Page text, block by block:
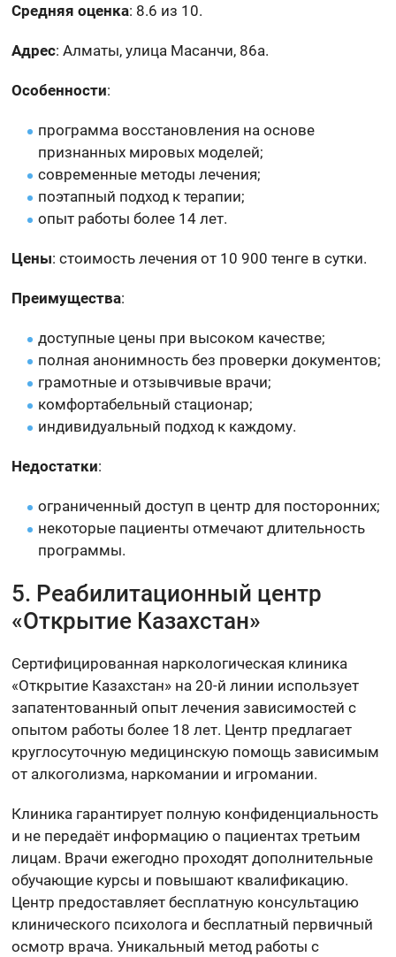
Средняя оценка: 8.6 из 10.
Адрес: Алматы, улица Масанчи, 86а.
Особенности:
программа восстановления на основе
признанных мировых моделей;
современные методы лечения;
поэтапный подход к терапии;
опыт работы более 14 лет.
Цены: стоимость лечения от 10 900 тенге в сутки.
Преимущества:
доступные цены при высоком качестве;
полная анонимность без проверки документов;
грамотные и отзывчивые врачи;
комфортабельный стационар;
индивидуальный подход к каждому.
Недостатки:
ограниченный доступ в центр для посторонних;
некоторые пациенты отмечают длительность
программы.
5. Реабилитационный центр
«Открытие Казахстан»
Сертифицированная наркологическая клиника
«Открытие Казахстан» на 20-й линии использует
запатентованный опыт лечения зависимостей с
опытом работы более 18 лет. Центр предлагает
круглосуточную медицинскую помощь зависимым
от алкоголизма, наркомании и игромании.
Клиника гарантирует полную конфиденциальность
и не передаёт информацию о пациентах третьим
лицам. Врачи ежегодно проходят дополнительные
обучающие курсы и повышают квалификацию.
Центр предоставляет бесплатную консультацию
клинического психолога и бесплатный первичный
осмотр врача. Уникальный метод работы с